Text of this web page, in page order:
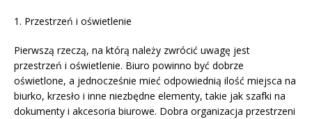
1. Przestrzeń i oświetlenie
Pierwszą rzeczą, na którą należy zwrócić uwagę jest
przestrzeń i oświetlenie. Biuro powinno być dobrze
oświetlone, a jednocześnie mieć odpowiednią ilość miejsca na
biurko, krzesło i inne niezbędne elementy, takie jak szafki na
dokumenty i akcesoria biurowe. Dobra organizacja przestrzeni